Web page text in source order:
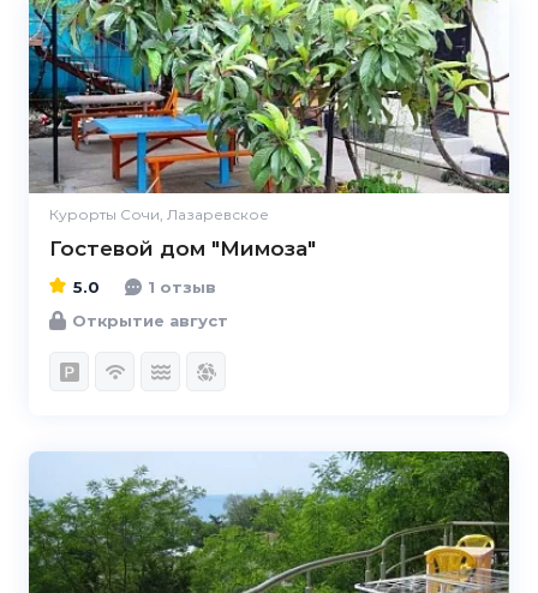
Курорты Сочи, Лазаревское
Гостевой дом "Мимоза"
5.0
5.0
1 отзыв
Открытие август